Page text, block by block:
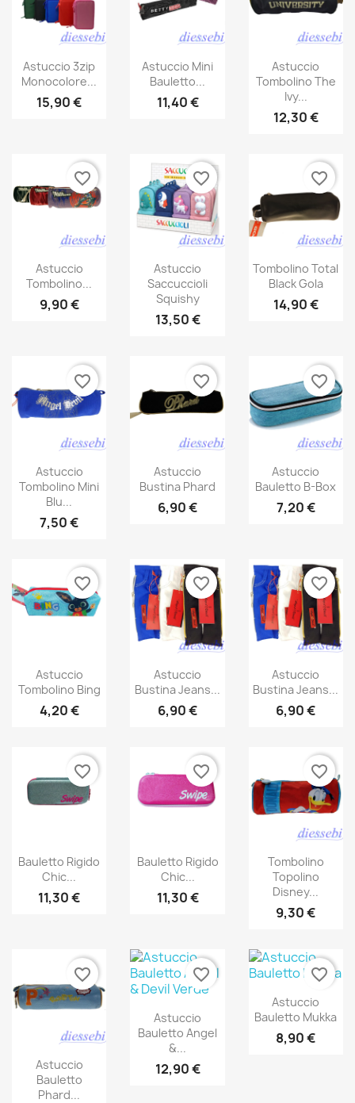
Astuccio 3zip
Monocolore...
15,90 €
Astuccio Mini
Bauletto...
11,40 €
Astuccio
Tombolino The
Ivy...
12,30 €
Astuccio
Tombolino...
9,90 €
favorite_border
Astuccio
Saccuccioli
Squishy
13,50 €
favorite_border
Tombolino Total
Black Gola
14,90 €
favorite_border
Astuccio
Tombolino Mini
Blu...
7,50 €
favorite_border
Astuccio
Bustina Phard
6,90 €
favorite_border
Astuccio
Bauletto B-Box
7,20 €
favorite_border
Astuccio
Tombolino Bing
4,20 €
favorite_border
Astuccio
Bustina Jeans...
6,90 €
favorite_border
Astuccio
Bustina Jeans...
6,90 €
favorite_border
Bauletto Rigido
Chic...
11,30 €
favorite_border
Bauletto Rigido
Chic...
11,30 €
favorite_border
Tombolino
Topolino
Disney...
9,30 €
favorite_border
Astuccio
Bauletto
Phard...
favorite_border
Astuccio
Bauletto Angel
&...
12,90 €
favorite_border
Astuccio
Bauletto Mukka
8,90 €
favorite_border